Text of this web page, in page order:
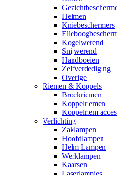
Helmen
Kniebeschermers
Kogelwerend
Snijwerend
Handboeien
Zelfverdediging
Overige
Riemen & Koppels
Broekriemen
Koppelriemen
Koppelriem
Verlichting
Zaklampen
Hoofdlampen
Helm Lampen
Werklampen
Kaarsen
Laserlampjes